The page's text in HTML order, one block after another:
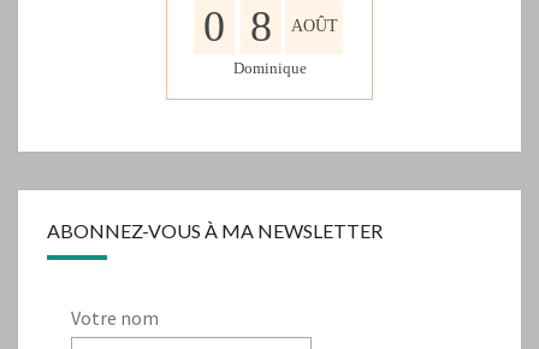
0 8 AOÛT
Dominique
ABONNEZ-VOUS À MA NEWSLETTER
Votre nom